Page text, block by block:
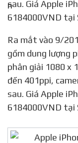
sau. Giá Apple
6184000VND tại
Ra mắt vào 9/2016, cấu hình Apple iPhone 7 Plus
gồm dung lượng
phân giải 1080 x
đến 401ppi,
sau. Giá Apple
6184000VND tại